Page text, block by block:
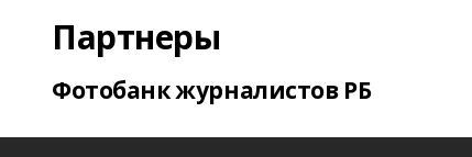
Партнеры
Фотобанк журналистов РБ